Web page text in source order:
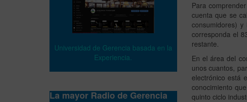
Para
cuenta que se
consumidores)
corresponda el
restante.
En el área del
unos cuantos,
electrónico está
conocimiento
quinto ciclo
Universidad de Gerencia basada en la
Experiencia.
La mayor Radio de Gerencia